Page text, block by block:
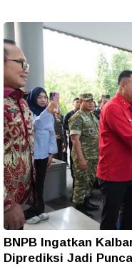
BNPB Ingatkan
Diprediksi Jadi